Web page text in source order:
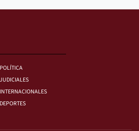
POLÍTICA
JUDICIALES
INTERNACIONALES
DEPORTES